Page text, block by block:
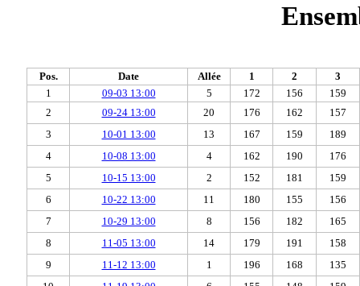
Pos. Date Allée 1 2
3
1
09-03 13:00 5 172 156
159
2
09-24 13:00 20 176 162
157
3
10-01 13:00 13 167 159
189
4
10-08 13:00 4 162 190
176
5
10-15 13:00 2 152 181
159
6
10-22 13:00 11 180 155
156
7
10-29 13:00 8 156 182
165
8
11-05 13:00 14 179 191
158
9
11-12 13:00 1 196 168
135